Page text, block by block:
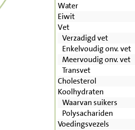
Water
Eiwit
Vet
Verzadigd vet
Enkelvoudig onv. vet
Meervoudig onv. vet
Transvet
Cholesterol
Koolhydraten
Waarvan suikers
Polysachariden
Voedingsvezels